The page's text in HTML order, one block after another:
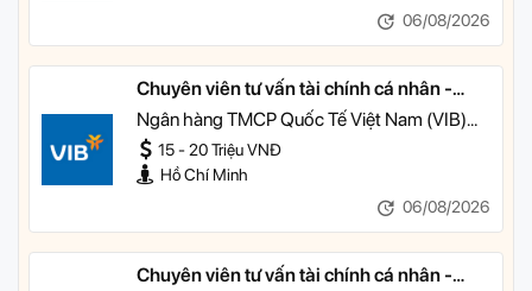
06/08/2026
Chuyên viên tư vấn tài chính cá nhân -
Quản lý Khách hàng Cá nhân
Ngân hàng TMCP Quốc Tế Việt Nam (VIB)
TP HCM
15 - 20 Triệu VNĐ
Hồ Chí Minh
06/08/2026
Chuyên viên tư vấn tài chính cá nhân -